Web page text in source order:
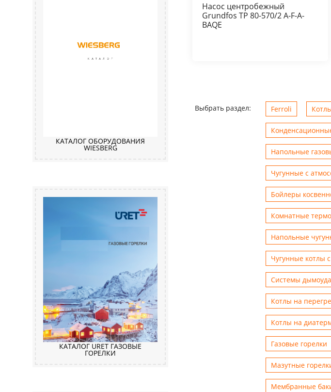
КАТАЛОГ ОБОРУДОВАНИЯ
WIESBERG
КАТАЛОГ URET ГАЗОВЫЕ
ГОРЕЛКИ
Насос центробежный
Grundfos TP 80-570/2 A-F-A-
BAQE
Выбрать раздел: Ferroli
Напольные
Чугунные с
Бойлеры
Комнатные
Напольные
Чугунные котлы
Системы
Котлы на
Котлы на
Газовые горелки
Мазутные
Мембранные